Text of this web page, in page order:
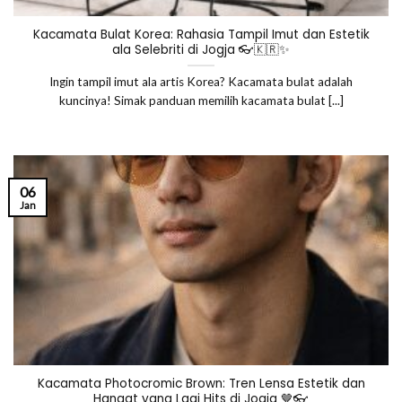
Kacamata Bulat Korea: Rahasia Tampil Imut dan Estetik
ala Selebriti di Jogja 👓🇰🇷✨
Ingin tampil imut ala artis Korea? Kacamata bulat adalah
kuncinya! Simak panduan memilih kacamata bulat [...]
Kacamata Photocromic Brown: Tren Lensa Estetik dan
06
Jan